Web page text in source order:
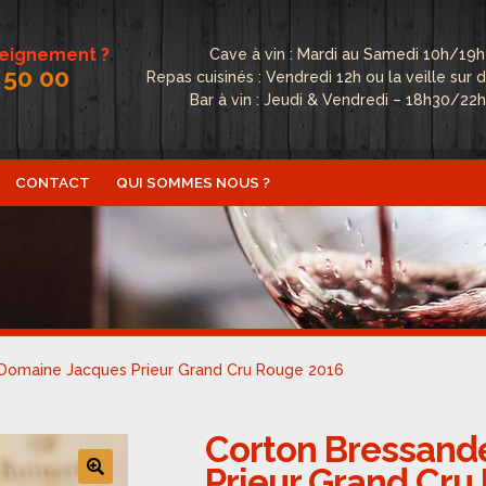
?
00
Cave à vin : Mardi au Samedi 10h/19h
Repas cuisinés : Vendredi 12h ou la veille sur
Bar à vin : Jeudi & Vendredi – 18h30/
CONTACT QUI SOMMES NOUS ?
Conditions Générales de Vente
Politique de cookies (UE) Qui sommes nous ?
Jacques Prieur Grand Cru Rouge 2016
Corton